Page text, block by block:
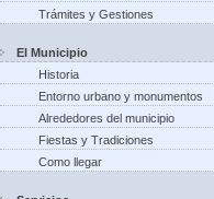
Trámites y Gestiones
El Municipio
Historia
Entorno urbano y monumentos
Alrededores del municipio
Fiestas y Tradiciones
Como llegar